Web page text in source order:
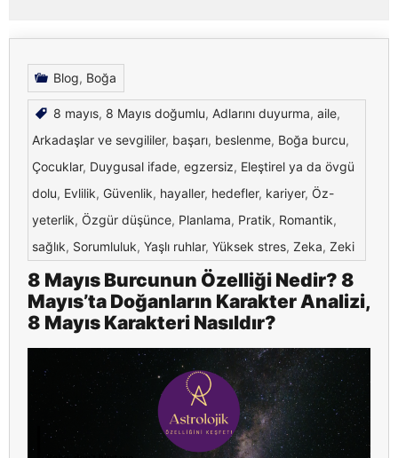
Blog, Boğa
8 mayıs, 8 Mayıs doğumlu, Adlarını duyurma, aile,
Arkadaşlar ve sevgililer, başarı, beslenme, Boğa burcu,
Çocuklar, Duygusal ifade, egzersiz, Eleştirel ya da övgü
dolu, Evlilik, Güvenlik, hayaller, hedefler, kariyer, Öz-
yeterlik, Özgür düşünce, Planlama, Pratik, Romantik,
sağlık, Sorumluluk, Yaşlı ruhlar, Yüksek stres, Zeka, Zeki
8 Mayıs Burcunun Özelliği Nedir? 8
Mayıs’ta Doğanların Karakter Analizi,
8 Mayıs Karakteri Nasıldır?